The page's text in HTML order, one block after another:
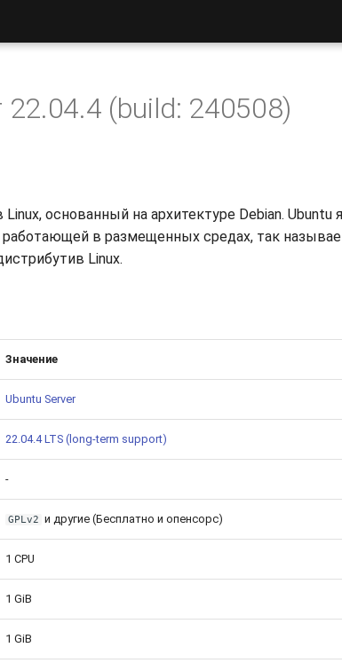
22.04.4 (build: 240508)
основанный на архитектуре Debian. Ubuntu
в размещенных средах, так
Linux.
Значение
Ubuntu Server
22.04.4 LTS (long-term support)
-
GPLv2 и другие (Бесплатно и опенсорс)
1 CPU
1 GiB
1 GiB